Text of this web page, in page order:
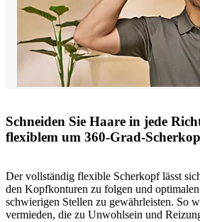
Schneiden Sie Haare in jede
flexiblem um 360-Grad-
Der vollständig flexible Scherkopf lässt
den Kopfkonturen zu folgen und
schwierigen Stellen zu gewährleisten. So
vermieden, die zu Unwohlsein und